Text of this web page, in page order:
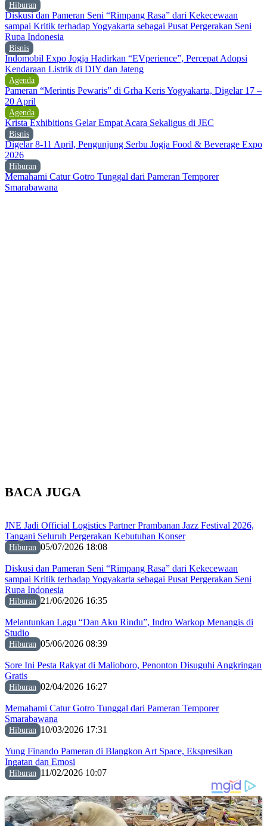
Hiburan
Diskusi dan Pameran Seni “Rimpang Rasa” dari Kekecewaan
sampai Kritik terhadap Yogyakarta sebagai Pusat Pergerakan Seni
Rupa Indonesia
Bisnis
Indomobil Expo Jogja Hadirkan “EVperience”, Percepat Adopsi
Kendaraan Listrik di DIY dan Jateng
Agenda
Pameran “Merintis Pewaris” di Grha Keris Yogyakarta, Digelar 17 –
20 April
Agenda
Krista Exhibitions Gelar Empat Acara Sekaligus di JEC
Bisnis
Digelar 8-11 April, Pengunjung Serbu Jogja Food & Beverage Expo
2026
Hiburan
Memahami Catur Gotro Tunggal dari Pameran Temporer
Smarabawana
BACA JUGA
JNE Jadi Official Logistics Partner Prambanan Jazz Festival 2026,
Tangani Seluruh Pergerakan Kebutuhan Konser
Hiburan 05/07/2026 18:08
Diskusi dan Pameran Seni “Rimpang Rasa” dari Kekecewaan
sampai Kritik terhadap Yogyakarta sebagai Pusat Pergerakan Seni
Rupa Indonesia
Hiburan 21/06/2026 16:35
Melantunkan Lagu “Dan Aku Rindu”, Indro Warkop Menangis di
Studio
Hiburan 05/06/2026 08:39
Sore Ini Pesta Rakyat di Malioboro, Penonton Disuguhi Angkringan
Gratis
Hiburan 02/04/2026 16:27
Memahami Catur Gotro Tunggal dari Pameran Temporer
Smarabawana
Hiburan 10/03/2026 17:31
Yung Finando Pameran di Blangkon Art Space, Ekspresikan
Ingatan dan Emosi
Hiburan 11/02/2026 10:07